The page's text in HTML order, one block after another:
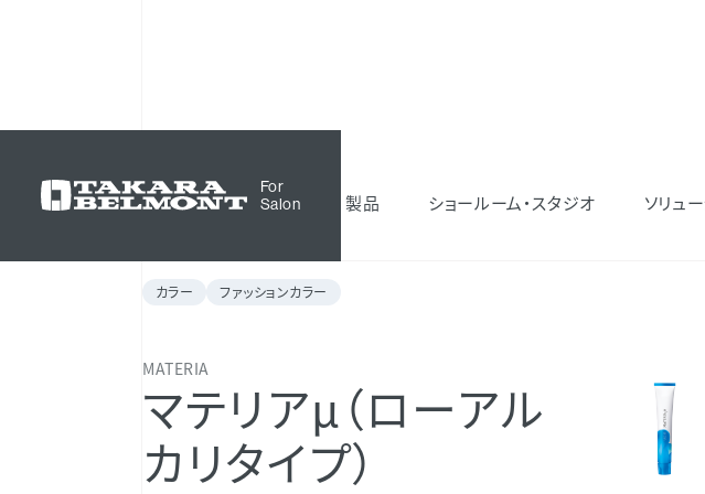
For
Salon
製品 ショールーム・スタジオ ソリュ
カラー ファッションカラー
MATERIA
マテリアμ（ローアル
カリタイプ）